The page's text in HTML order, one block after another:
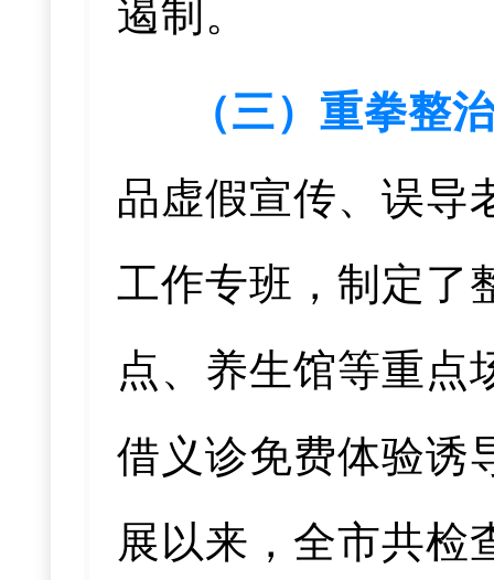
遏制。
（三）重拳整
品虚假宣传、误导
工作专班，制定了
点、养生馆等重点
借义诊免费体验诱
展以来，全市共检